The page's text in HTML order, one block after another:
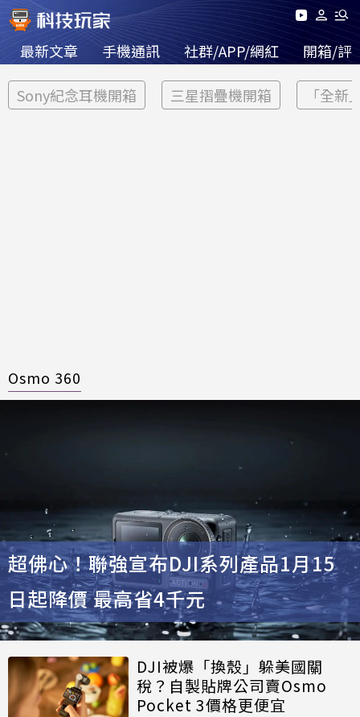
最新文章 手機通訊 社群/APP/網紅 開箱/評
Sony紀念耳機開箱 三星摺疊機開箱 「全新
Osmo 360
超佛心！聯強宣布DJI系列產品1月15
日起降價 最高省4千元
DJI被爆「換殼」躲美國關
稅？自製貼牌公司賣Osmo
Pocket 3價格更便宜